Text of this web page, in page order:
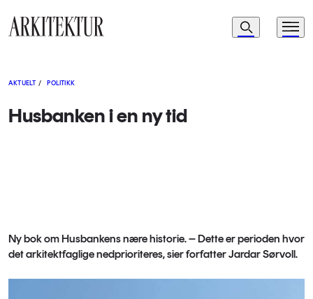
Navigasjon
Søk Meny
AKTUELT / POLITIKK
Husbanken i en ny tid
Ny bok om Husbankens nære historie. – Dette er perioden hvor
det arkitektfaglige nedprioriteres, sier forfatter Jardar Sørvoll.